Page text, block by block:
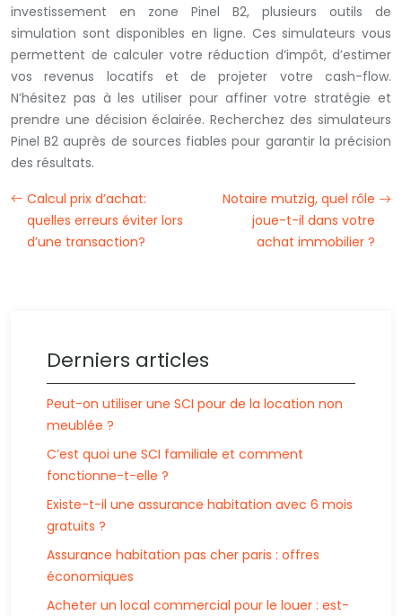
investissement en zone Pinel B2, plusieurs outils de
simulation sont disponibles en ligne. Ces simulateurs vous
permettent de calculer votre réduction d’impôt, d’estimer
vos revenus locatifs et de projeter votre cash-flow.
N’hésitez pas à les utiliser pour affiner votre stratégie et
prendre une décision éclairée. Recherchez des simulateurs
Pinel B2 auprès de sources fiables pour garantir la précision
des résultats.
Calcul prix d’achat:
quelles erreurs éviter lors
d’une transaction?
Notaire mutzig, quel rôle
joue-t-il dans votre
achat immobilier ?
Derniers articles
Peut-on utiliser une SCI pour de la location non
meublée ?
C’est quoi une SCI familiale et comment
fonctionne-t-elle ?
Existe-t-il une assurance habitation avec 6 mois
gratuits ?
Assurance habitation pas cher paris : offres
économiques
Acheter un local commercial pour le louer : est-